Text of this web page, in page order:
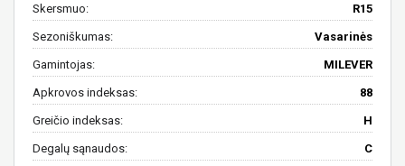
Skersmuo: R15
Sezoniškumas: Vasarinės
Gamintojas: MILEVER
Apkrovos indeksas: 88
Greičio indeksas: H
Degalų sąnaudos: C